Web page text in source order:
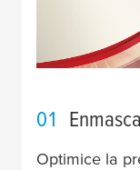
01
Optimice la